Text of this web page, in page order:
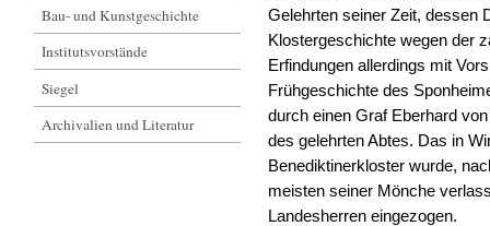
Bau- und Kunstgeschichte
Institutsvorstände
Siegel
Archivalien und Literatur
Gelehrten seiner Zeit, dessen
Klostergeschichte wegen der
Erfindungen allerdings mit
Frühgeschichte des
durch einen Graf Eberhard
des gelehrten Abtes. Das in
Benediktinerkloster wurde,
meisten seiner Mönche
Landesherren eingezogen.